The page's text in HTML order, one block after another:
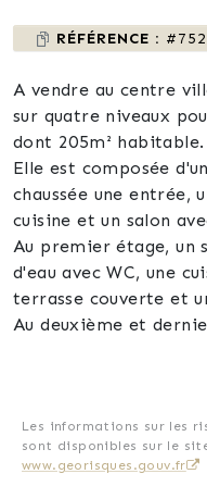
RÉFÉRENCE :
A vendre au centre
sur quatre niveaux
dont 205m² habitable.
Elle est composée
chaussée une entrée,
cuisine et un salon
Au premier étage, un
d'eau avec WC, une
terrasse couverte et
Au deuxième et
potentiel.
Les informations sur les
sont disponibles sur le
www.georisques.gouv.fr